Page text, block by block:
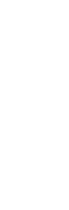
Praktika nach
und
sich um
sich bei § 18
macht, ob es